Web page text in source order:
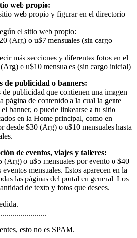
web propio:
web propio y figurar en el directorio
el sitio web propio:
(Arg) o u$7 mensuales (sin cargo
más secciones y diferentes fotos en el
o u$10 mensuales (sin cargo inicial)
de publicidad o banners:
de publicidad que contienen una imagen
página de contenido a la cual la gente
banner, o puede linkearse a tu sitio
en la Home principal, como en
desde $30 (Arg) o u$10 mensuales hasta
de eventos, viajes y talleres:
(Arg) o u$5 mensuales por evento o $40
mensuales. Estos aparecen en la
las páginas del portal en general. Los
de texto y fotos que desees.
esto no es SPAM.